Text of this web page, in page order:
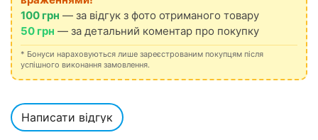
100 грн — за відгук з фото отриманого товару
50 грн — за детальний коментар про покупку
* Бонуси нараховуються лише зареєстрованим покупцям після
успішного виконання замовлення.
Написати відгук